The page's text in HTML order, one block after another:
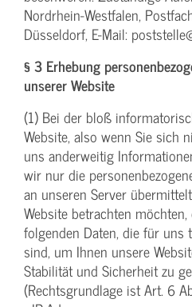
Nordrhein-Westfalen,
Düsseldorf, E-Mail:
§ 3 Erhebung
unserer Website
(1) Bei der bloß
Website, also wenn Sie sich
uns anderweitig
wir nur die
an unseren Server
Website betrachten
folgenden Daten, die für
sind, um Ihnen unsere
Stabilität und Sicherheit zu
(Rechtsgrundlage ist Art. 6